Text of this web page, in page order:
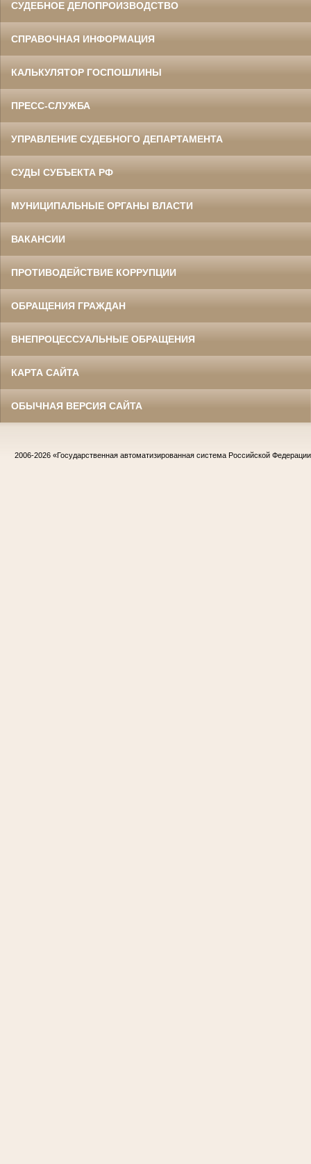
СУДЕБНОЕ ДЕЛОПРОИЗВОДСТВО
СПРАВОЧНАЯ ИНФОРМАЦИЯ
КАЛЬКУЛЯТОР ГОСПОШЛИНЫ
ПРЕСС-СЛУЖБА
УПРАВЛЕНИЕ СУДЕБНОГО ДЕПАРТАМЕНТА
СУДЫ СУБЪЕКТА РФ
МУНИЦИПАЛЬНЫЕ ОРГАНЫ ВЛАСТИ
ВАКАНСИИ
ПРОТИВОДЕЙСТВИЕ КОРРУПЦИИ
ОБРАЩЕНИЯ ГРАЖДАН
ВНЕПРОЦЕССУАЛЬНЫЕ ОБРАЩЕНИЯ
КАРТА САЙТА
ОБЫЧНАЯ ВЕРСИЯ САЙТА
2006-2026 «Государственная автоматизированная система Российской